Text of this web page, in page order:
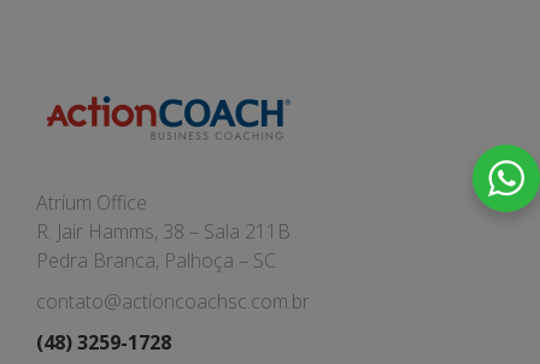
Atrium Office
R. Jair Hamms, 38 – Sala 211B
Pedra Branca, Palhoça – SC
contato@actioncoachsc.com.br
(48) 3259-1728